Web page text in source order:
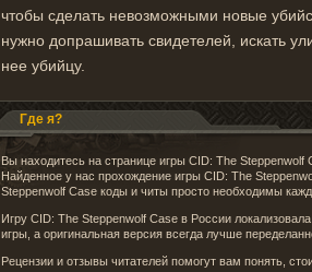
чтобы сделать невозможными новые
нужно допрашивать свидетелей, искать
нее убийцу.
Где я?
Вы находитесь на странице игры CID: The
Найденное у нас прохождение игры CID: The
Steppenwolf Case коды и читы просто необходимы
Игру CID: The Steppenwolf Case в России
игры, а оригинальная версия всегда лучше
Рецензии и отзывы читателей помогут вам понять,